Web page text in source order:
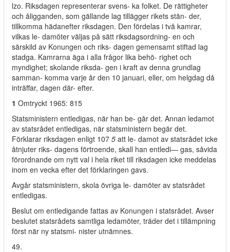
lzo. Riksdagen representerar svens- ka folket. De rättigheter
och åligganden, som gällande lag tillägger rikets stän- der,
tillkomma hädanefter riksdagen. Den fördelas i två kamrar,
vilkas le- damöter väljas på sätt riksdagsordning- en och
särskild av Konungen och riks- dagen gemensamt stiftad lag
stadga. Kamrarna äga i alla frågor lika behö- righet och
myndighet; skolande riksda- gen i kraft av denna grundlag
samman- komma varje år den 10 januari, eller, om helgdag då
inträffar, dagen där- efter.
1 Omtryckt 1965: 815
Statsministern entledigas, när han be- går det. Annan ledamot
av statsrådet entledigas, när statsministern begär det.
Förklarar riksdagen enligt 107 5 att le- damot av statsrådet icke
åtnjuter riks- dagens förtroende, skall han entledi— gas, såvida
förordnande om nytt val i hela riket till riksdagen icke meddelas
inom en vecka efter det förklaringen gavs.
Avgår statsministern, skola övriga le- damöter av statsrådet
entledigas.
Beslut om entledigande fattas av Konungen i statsrådet. Avser
beslutet statsrådets samtliga ledamöter, träder det i tillämpning
först när ny statsmi- nister utnämnes.
49.